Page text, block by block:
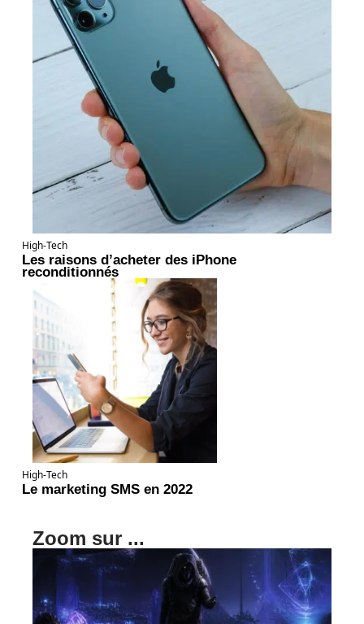
High-Tech
Les raisons d’acheter des iPhone
reconditionnés
High-Tech
Le marketing SMS en 2022
Zoom sur ...